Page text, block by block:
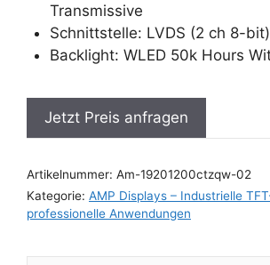
Transmissive
Schnittstelle: LVDS (2 ch 8-
Backlight: WLED 50k Hours
Jetzt Preis anfragen
Artikelnummer: Am-19201200ctzqw-02
Kategorie: AMP Displays – Industrielle
professionelle Anwendungen